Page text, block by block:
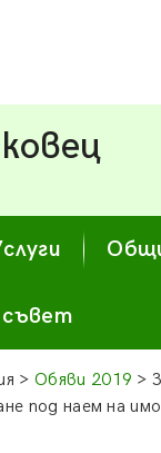
> Обяви 2019 >
под наем на